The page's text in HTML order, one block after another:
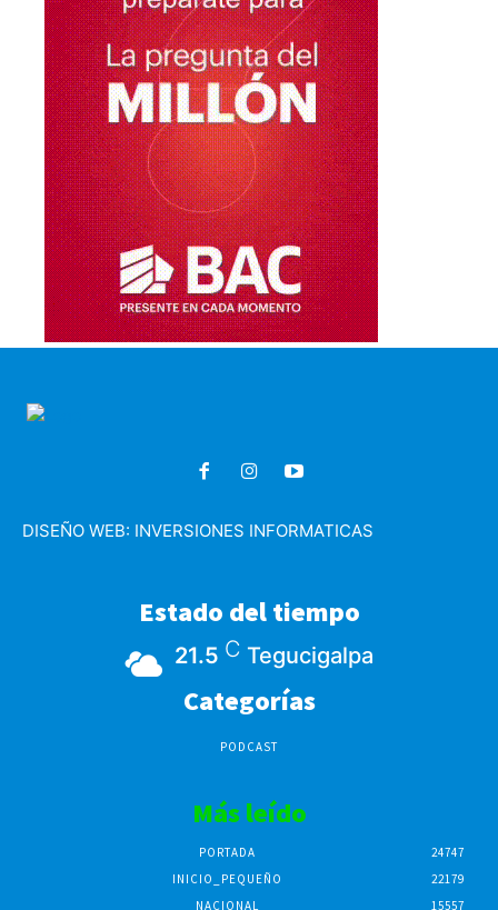
DISEÑO WEB: INVERSIONES INFORMATICAS
Estado del tiempo
21.5 C Tegucigalpa
Categorías
PODCAST
Más leído
PORTADA
24747
INICIO_PEQUEÑO
22179
NACIONAL
15557